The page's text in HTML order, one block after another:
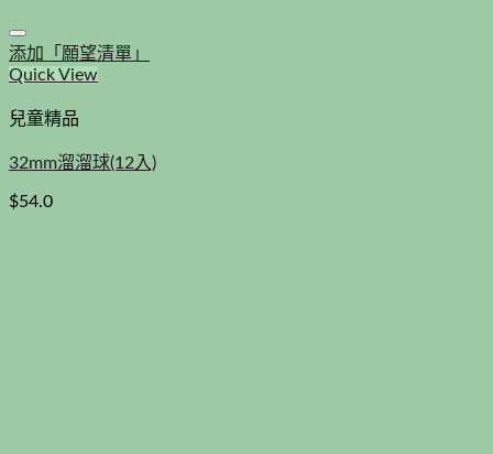
添加「願望清單」
Quick View
兒童精品
32mm溜溜球(12入)
$54.0